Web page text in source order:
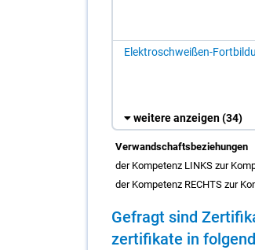
Elektroschweißen-
weitere anzeigen(34)
Verwandschaftsbeziehungen
der Kompetenz LINKS zur
der Kompetenz RECHTS zur
Ge­fragt sind
zer­ti­fi­ka­te in